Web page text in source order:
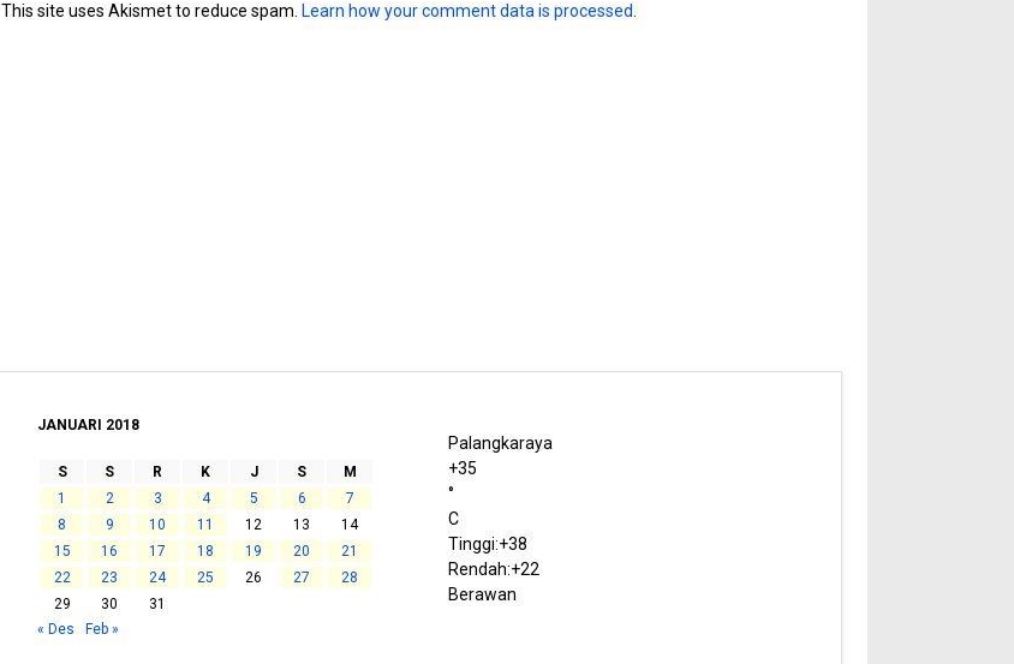
This site uses Akismet to reduce spam. Learn how your comment data is processed.
JANUARI 2018
S S R K J S
M
1
2 3 4 5 6
7
8
9 10 11 12 13
14
15
16 17 18 19 20
21
22
23 24 25 26 27
28
29
30
31
« Des
Feb »
Palangkaraya
+35
°
C
Tinggi:+38
Rendah:+22
Berawan